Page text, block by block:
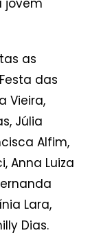
jovem
as
das
Vieira,
Júlia
Alfim,
Anna Luiza
Lara,
Dias.